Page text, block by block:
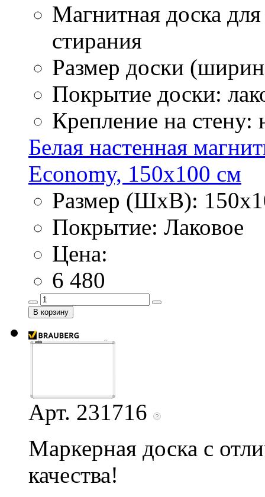
Магнитная доска
стирания
Размер доски
Покрытие доски:
Крепление на стену:
Белая настенная
Economy, 150х100 см
Размер (ШхВ):
Покрытие: Лаковое
Цена:
6 480
Арт. 231716
Маркерная доска с
качества!